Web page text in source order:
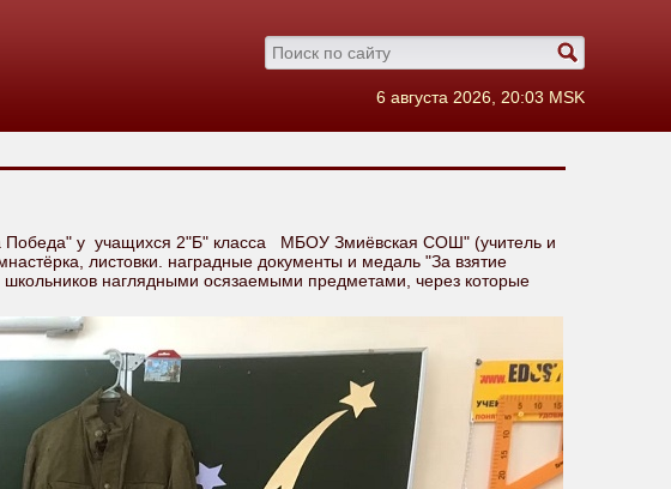
6 августа 2026, 20:03 MSK
Победа" у учащихся 2"Б" класса МБОУ Змиёвская СОШ" (учитель и
листовки. наградные документы и медаль "За взятие
наглядными осязаемыми предметами, через которые